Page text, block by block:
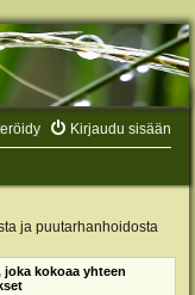
Kirjaudu sisään
ja puutarhanhoidosta
kokoaa yhteen